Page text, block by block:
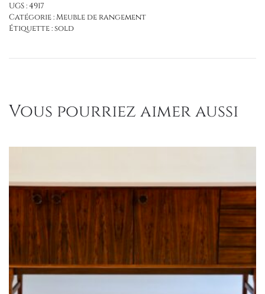
UGS :4917
Catégorie :Meuble de rangement
Étiquette :sold
Vous pourriez aimer aussi